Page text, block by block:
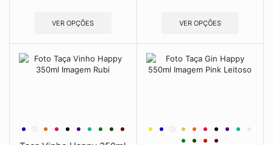
VER OPÇÕES VER OPÇÕES